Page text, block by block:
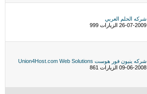
شركه الحلم العربي
26-07-2009 الزيارات 999
شركه ينيون فور هوست Union4Host.com Web Solutions
09-06-2008 الزيارات 861